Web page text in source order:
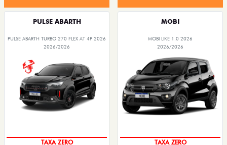
PULSE ABARTH
PULSE ABARTH TURBO 270 FLEX AT 4P 2026
2026/2026
SAIA DE FIAT 0KM
MOBI
MOBI LIKE 1.0 2026
2026/2026
PREÇO IMPERDÍVEL